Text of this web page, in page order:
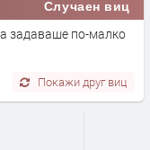
Случаен виц
задаваше по-малко
Покажи друг виц